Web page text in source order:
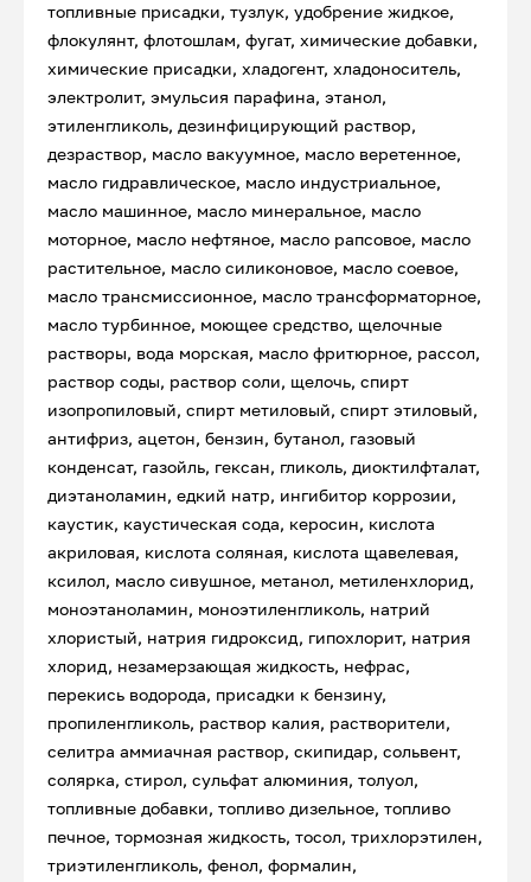
топливные присадки, тузлук, удобрение жидкое,
флокулянт, флотошлам, фугат, химические добавки,
химические присадки, хладогент, хладоноситель,
электролит, эмульсия парафина, этанол,
этиленгликоль, дезинфицирующий раствор,
дезраствор, масло вакуумное, масло веретенное,
масло гидравлическое, масло индустриальное,
масло машинное, масло минеральное, масло
моторное, масло нефтяное, масло рапсовое, масло
растительное, масло силиконовое, масло соевое,
масло трансмиссионное, масло трансформаторное,
масло турбинное, моющее средство, щелочные
растворы, вода морская, масло фритюрное, рассол,
раствор соды, раствор соли, щелочь, спирт
изопропиловый, спирт метиловый, спирт этиловый,
антифриз, ацетон, бензин, бутанол, газовый
конденсат, газойль, гексан, гликоль, диоктилфталат,
диэтаноламин, едкий натр, ингибитор коррозии,
каустик, каустическая сода, керосин, кислота
акриловая, кислота соляная, кислота щавелевая,
ксилол, масло сивушное, метанол, метиленхлорид,
моноэтаноламин, моноэтиленгликоль, натрий
хлористый, натрия гидроксид, гипохлорит, натрия
хлорид, незамерзающая жидкость, нефрас,
перекись водорода, присадки к бензину,
пропиленгликоль, раствор калия, растворители,
селитра аммиачная раствор, скипидар, сольвент,
солярка, стирол, сульфат алюминия, толуол,
топливные добавки, топливо дизельное, топливо
печное, тормозная жидкость, тосол, трихлорэтилен,
триэтиленгликоль, фенол, формалин,